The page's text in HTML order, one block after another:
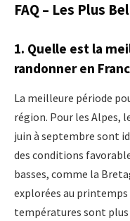
FAQ – Les Plus
1. Quelle est la
randonner en
La meilleure période
région. Pour les Alpes,
juin à septembre sont
des conditions
basses, comme la
explorées au printemps
températures sont plus